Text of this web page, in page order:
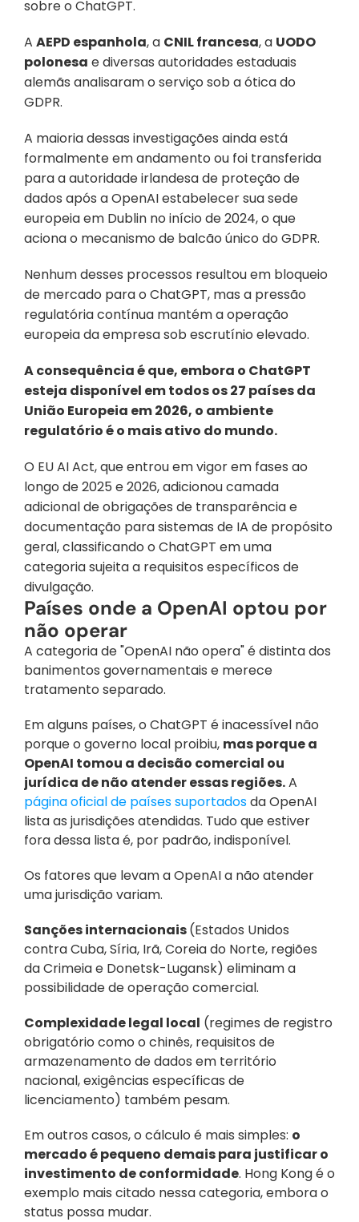
sobre o ChatGPT.
A AEPD espanhola, a CNIL francesa, a UODO
polonesa e diversas autoridades estaduais
alemãs analisaram o serviço sob a ótica do
GDPR.
A maioria dessas investigações ainda está
formalmente em andamento ou foi transferida
para a autoridade irlandesa de proteção de
dados após a OpenAI estabelecer sua sede
europeia em Dublin no início de 2024, o que
aciona o mecanismo de balcão único do GDPR.
Nenhum desses processos resultou em bloqueio
de mercado para o ChatGPT, mas a pressão
regulatória contínua mantém a operação
europeia da empresa sob escrutínio elevado.
A consequência é que, embora o ChatGPT
esteja disponível em todos os 27 países da
União Europeia em 2026, o ambiente
regulatório é o mais ativo do mundo.
O EU AI Act, que entrou em vigor em fases ao
longo de 2025 e 2026, adicionou camada
adicional de obrigações de transparência e
documentação para sistemas de IA de propósito
geral, classificando o ChatGPT em uma
categoria sujeita a requisitos específicos de
divulgação.
Países onde a OpenAI optou por
não operar
A categoria de "OpenAI não opera" é distinta dos
banimentos governamentais e merece
tratamento separado.
Em alguns países, o ChatGPT é inacessível não
porque o governo local proibiu, mas porque a
OpenAI tomou a decisão comercial ou
jurídica de não atender essas regiões.
página oficial de países suportados da OpenAI
lista as jurisdições atendidas. Tudo que estiver
fora dessa lista é, por padrão, indisponível.
Os fatores que levam a OpenAI a não atender
uma jurisdição variam.
Sanções internacionais (Estados Unidos
contra Cuba, Síria, Irã, Coreia do Norte, regiões
da Crimeia e Donetsk-Lugansk) eliminam a
possibilidade de operação comercial.
Complexidade legal local (regimes de registro
obrigatório como o chinês, requisitos de
armazenamento de dados em território
nacional, exigências específicas de
licenciamento) também pesam.
Em outros casos, o cálculo é mais simples: o
mercado é pequeno demais para justificar o
investimento de conformidade. Hong Kong é o
exemplo mais citado nessa categoria, embora o
status possa mudar.